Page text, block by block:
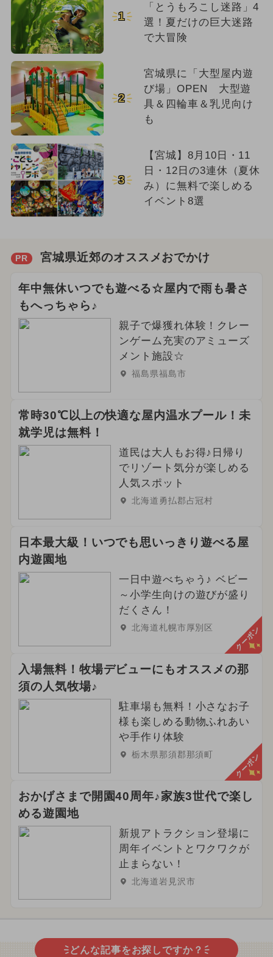
1
「とうもろこし迷路」4
選！夏だけの巨大迷路
で大冒険
2
宮城県に「大型屋内遊
び場」OPEN 大型遊
具＆四輪車＆乳児向け
も
3
【宮城】8月10日・11
日・12日の3連休（夏休
み）に無料で楽しめる
イベント8選
PR 宮城県近郊のオススメおでかけ
年中無休いつでも遊べる☆屋内で雨も暑さ
もへっちゃら♪
親子で爆獲れ体験！クレー
ンゲーム充実のアミューズ
メント施設☆
福島県福島市
常時30℃以上の快適な屋内温水プール！未
就学児は無料！
道民は大人もお得♪日帰り
でリゾート気分が楽しめる
人気スポット
北海道勇払郡占冠村
日本最大級！いつでも思いっきり遊べる屋
内遊園地
一日中遊べちゃう♪ ベビー
～小学生向けの遊びが盛り
だくさん！
北海道札幌市厚別区 クーポン
入場無料！牧場デビューにもオススメの那
須の人気牧場♪
駐車場も無料！小さなお子
様も楽しめる動物ふれあい
や手作り体験
栃木県那須郡那須町 クーポン
おかげさまで開園40周年♪家族3世代で楽し
める遊園地
新規アトラクション登場に
周年イベントとワクワクが
止まらない！
北海道岩見沢市
どんな記事をお探しですか？